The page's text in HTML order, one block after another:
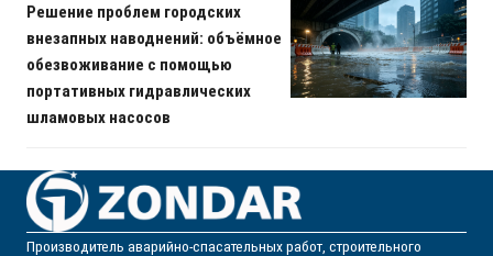
Решение проблем городских
внезапных наводнений: объёмное
обезвоживание с помощью
портативных гидравлических
шламовых насосов
Производитель аварийно-спасательных работ, строительного